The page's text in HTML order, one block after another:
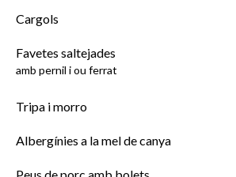
Cargols
Favetes saltejades
amb pernil i ou ferrat
Tripa i morro
Albergínies a la mel de canya
Peus de porc amb bolets